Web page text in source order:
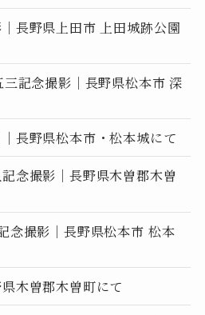
長野県上田市 上田城跡公園
記念撮影｜長野県松本市 深
長野県松本市・松本城にて
念撮影｜長野県木曽郡木曽
念撮影｜長野県松本市 松本
木曽郡木曽町にて